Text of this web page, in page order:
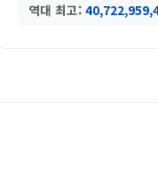
역대 최고: